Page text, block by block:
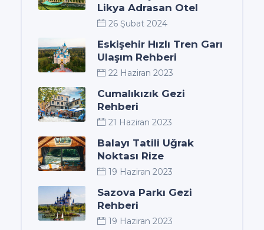
Likya Adrasan Otel
26 Şubat 2024
Eskişehir Hızlı Tren Garı
Ulaşım Rehberi
22 Haziran 2023
Cumalıkızık Gezi
Rehberi
21 Haziran 2023
Balayı Tatili Uğrak
Noktası Rize
19 Haziran 2023
Sazova Parkı Gezi
Rehberi
19 Haziran 2023